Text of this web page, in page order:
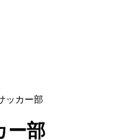
ッカー部
ー部